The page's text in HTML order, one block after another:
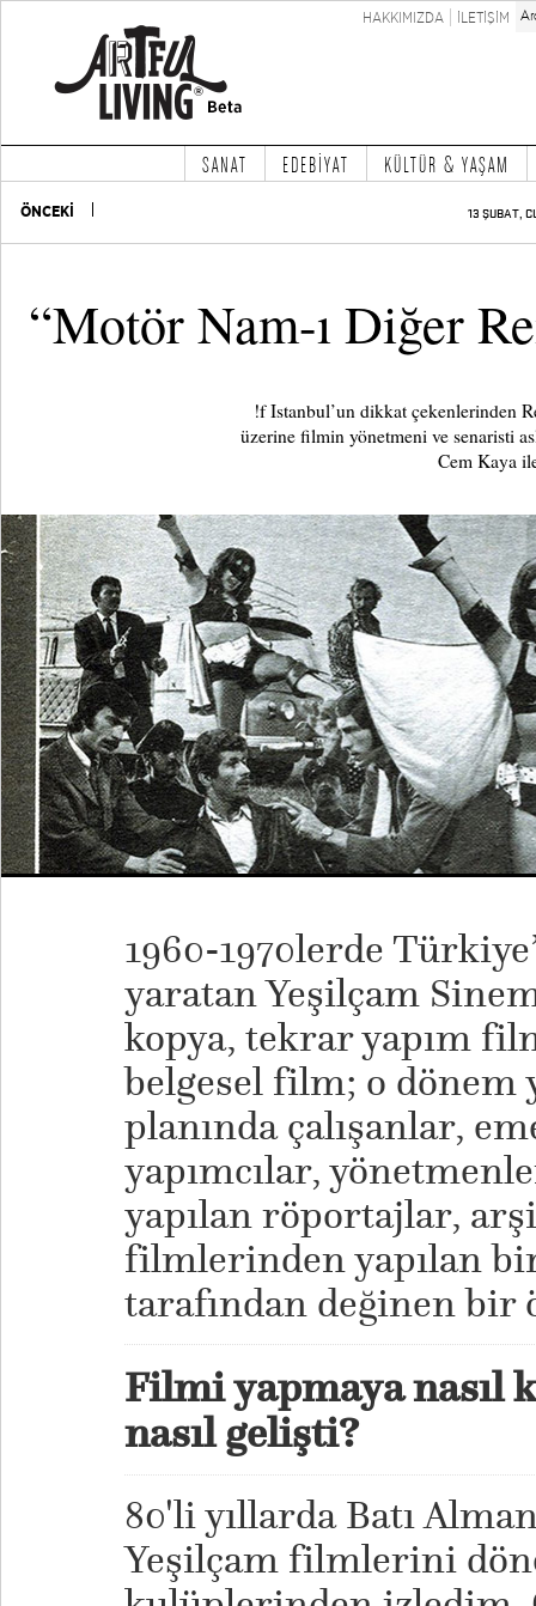
HAKKIMIZDA İLETİŞİM
SANAT EDEBİYAT KÜLTÜR & YAŞAM
ÖNCEKİ 13 ŞUBAT,
“Motör Nam-ı Diğer
!f Istanbul’un dikkat çekenlerinden
üzerine filmin yönetmeni ve senaristi
Cem Kaya
1960-1970lerde
yaratan Yeşilçam
kopya, tekrar yapım
belgesel film; o
planında çalışanlar,
yapımcılar,
yapılan röportajlar,
filmlerinden yapılan
tarafından değinen
Filmi yapmaya nasıl
nasıl gelişti?
80'li yıllarda Batı
Yeşilçam filmlerini